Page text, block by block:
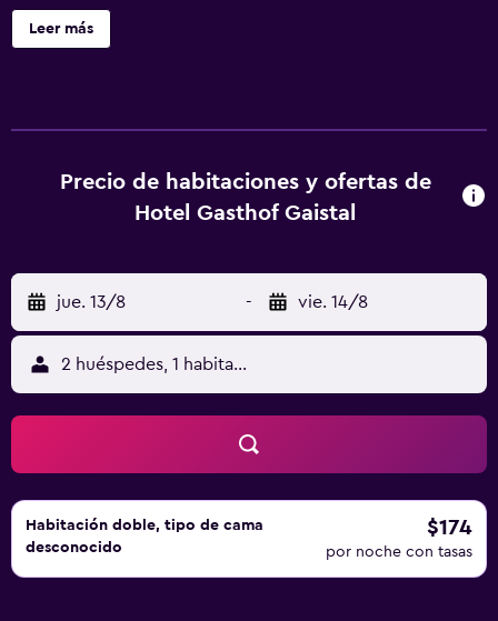
tumbonas. La estación de esquí más cercana está a 5 km.
Hay WiFi gratuita. Todas las habitaciones disponen de TV
autobús justo enfrente del establecimiento. Hay pistas de
esquí de fondo a 150 metros del establecimiento. El
Leer más
Precio de habitaciones y ofertas de
Hotel Gasthof Gaistal
jue. 13/8 - vie. 14/8
2 huéspedes, 1 habitación
Habitación doble, tipo de cama
desconocido
$174
por noche con tasas